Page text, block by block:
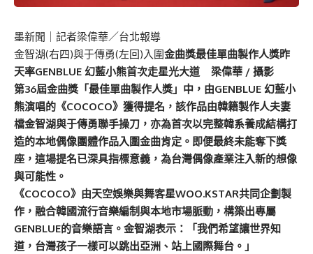
墨新聞
｜記者梁偉華／台北報導
金智湖(右四)與于傳勇(左回)入圍金曲獎最佳單曲製作人獎昨
天率GENBLUE 幻藍小熊首次走星光大道 梁偉華 / 攝影
第36屆金曲獎「最佳單曲製作人獎」中，由GENBLUE 幻藍小
熊演唱的《COCOCO》獲得提名，該作品由韓籍製作人夫妻
檔金智湖與于傳勇聯手操刀，亦為首次以完整韓系養成結構打
造的本地偶像團體作品入圍金曲肯定。即便最終未能奪下獎
座，這場提名已深具指標意義，為台灣偶像產業注入新的想像
與可能性。
《COCOCO》由天空娛樂與舞客星WOO.KSTAR共同企劃製
作，融合韓國流行音樂編制與本地市場脈動，構築出專屬
GENBLUE的音樂語言。金智湖表示：「我們希望讓世界知
道，台灣孩子一樣可以跳出亞洲、站上國際舞台。」